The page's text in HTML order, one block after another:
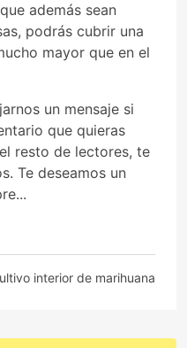
además sean
podrás cubrir una
mayor que en el
un mensaje si
que quieras
resto de lectores, te
Te deseamos un
interior de marihuana